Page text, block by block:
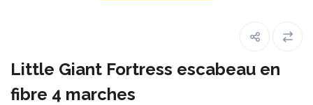
Little Giant Fortress escabeau en
fibre 4 marches